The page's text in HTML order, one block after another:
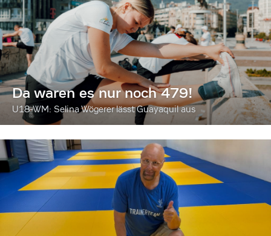
Da waren es nur noch 479!
U18-WM: Selina Wögerer lässt Guayaquil aus